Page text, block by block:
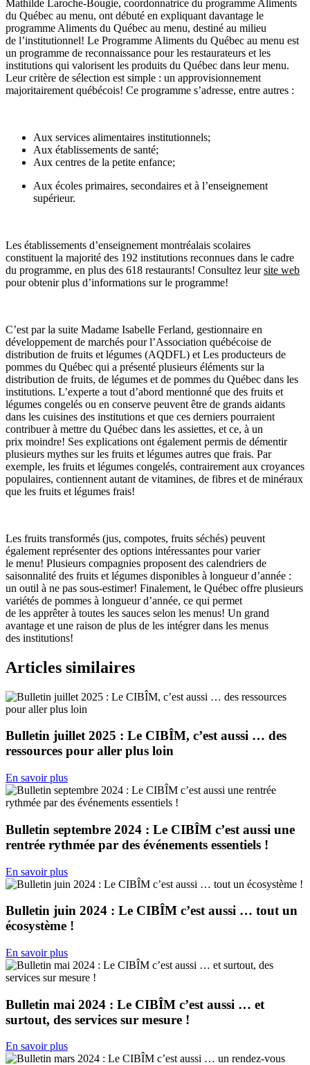
Mathilde Laroche-Bougie, coordonnatrice du programme Aliments
du Québec au menu, ont débuté en expliquant davantage le
programme Aliments du Québec au menu, destiné au milieu
de l’institutionnel! Le Programme Aliments du Québec au menu est
un programme de reconnaissance pour les restaurateurs et les
institutions qui valorisent les produits du Québec dans leur menu.
Leur critère de sélection est simple : un approvisionnement
majoritairement québécois! Ce programme s’adresse, entre autres :
Aux services alimentaires institutionnels;
Aux établissements de santé;
Aux centres de la petite enfance;
Aux écoles primaires, secondaires et à l’enseignement
supérieur.
Les établissements d’enseignement montréalais scolaires
constituent la majorité des 192 institutions reconnues dans le cadre
du programme, en plus des 618 restaurants! Consultez leursite web
pour obtenir plus d’informations sur le programme!
C’est par la suite Madame Isabelle Ferland, gestionnaire en
développement de marchés pour l’Association québécoise de
distribution de fruits et légumes (AQDFL) et Les producteurs de
pommes du Québec qui a présenté plusieurs éléments sur la
distribution de fruits, de légumes et de pommes du Québec dans les
institutions. L’experte a tout d’abord mentionné que des fruits et
légumes congelés ou en conserve peuvent être de grands aidants
dans les cuisines des institutions et que ces derniers pourraient
contribuer à mettre du Québec dans les assiettes, et ce, à un
prix moindre! Ses explications ont également permis de démentir
plusieurs mythes sur les fruits et légumes autres que frais. Par
exemple, les fruits et légumes congelés, contrairement aux croyances
populaires, contiennent autant de vitamines, de fibres et de minéraux
que les fruits et légumes frais!
Les fruits transformés (jus, compotes, fruits séchés) peuvent
également représenter des options intéressantes pour varier
le menu! Plusieurs compagnies proposent des calendriers de
saisonnalité des fruits et légumes disponibles à longueur d’année :
un outil à ne pas sous-estimer! Finalement, le Québec offre plusieurs
variétés de pommes à longueur d’année, ce qui permet
de les apprêter à toutes les sauces selon les menus! Un grand
avantage et une raison de plus de les intégrer dans les menus
des institutions!
Articles similaires
Bulletin juillet 2025 : Le CIBÎM, c’est aussi … des
ressources pour aller plus loin
En savoir plus
Bulletin septembre 2024 : Le CIBÎM c’est aussi une
rentrée rythmée par des événements essentiels !
En savoir plus
Bulletin juin 2024 : Le CIBÎM c’est aussi … tout un
écosystème !
En savoir plus
Bulletin mai 2024 : Le CIBÎM c’est aussi … et
surtout, des services sur mesure !
En savoir plus